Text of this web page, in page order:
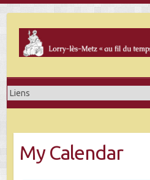
content
My Calendar